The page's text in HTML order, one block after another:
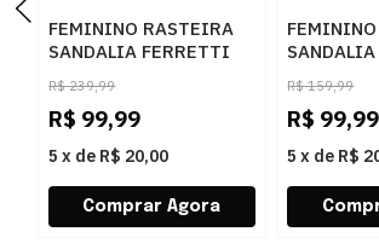
FEMININO RASTEIRA
SANDALIA FERRETTI
1937685 NAPA
CARAMELO CAMEL
R$ 239,99
R$ 99,99
5 x de R$ 20,00
SANDALIA
R$ 159,99
R$ 99,99
5 x de R$